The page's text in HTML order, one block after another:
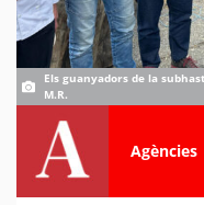
Els guanyadors de la
M.R.
Agències